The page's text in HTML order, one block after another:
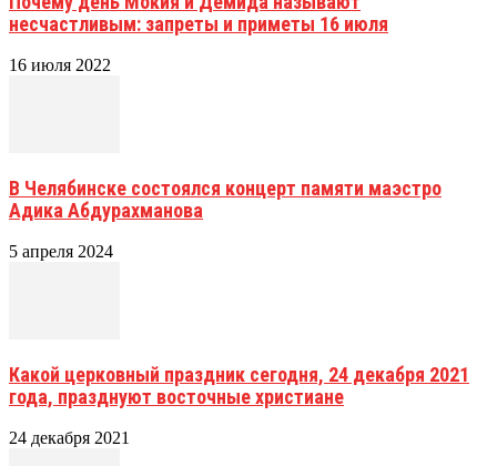
несчастливым: запреты и приметы 16 июля
16 июля 2022
В Челябинске состоялся концерт памяти маэстро
Адика Абдурахманова
5 апреля 2024
Какой церковный праздник сегодня, 24 декабря 2021
года, празднуют восточные христиане
24 декабря 2021